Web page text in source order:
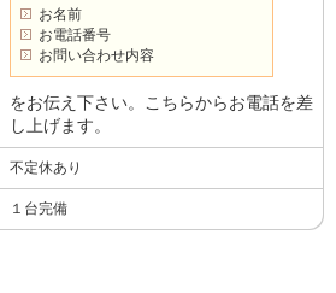
お名前
お電話番号
お問い合わせ内容
をお伝え下さい。こちらからお電話を差
し上げます。
不定休あり
１台完備